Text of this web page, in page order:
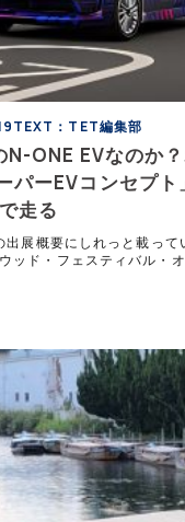
TEXT：TET編集部
N-ONE EVなのか
パーEVコンセプト
走る
展概要にしれっと載って
ッド・フェスティバル・
なかでも注目なのが、ナ
ンダ